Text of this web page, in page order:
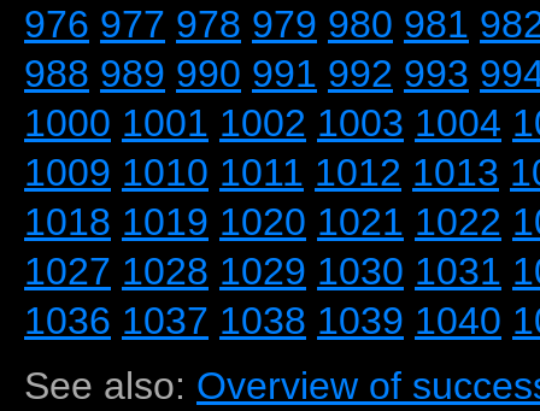
976 977 978 979 980 981
988 989 990 991 992 993
1000 1001 1002 1003 1004
1009 1010 1011 1012 1013
1018 1019 1020 1021 1022
1027 1028 1029 1030 1031
1036 1037 1038 1039 1040
See also: Overview of